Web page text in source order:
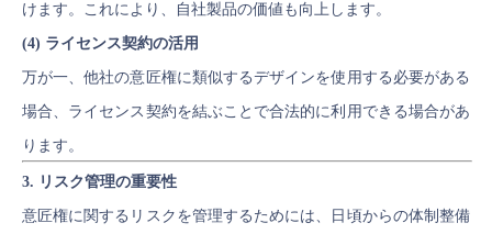
けます。これにより、自社製品の価値も向上します。
(4) ライセンス契約の活用
万が一、他社の意匠権に類似するデザインを使用する必要がある
場合、ライセンス契約を結ぶことで合法的に利用できる場合があ
ります。
3. リスク管理の重要性
意匠権に関するリスクを管理するためには、日頃からの体制整備